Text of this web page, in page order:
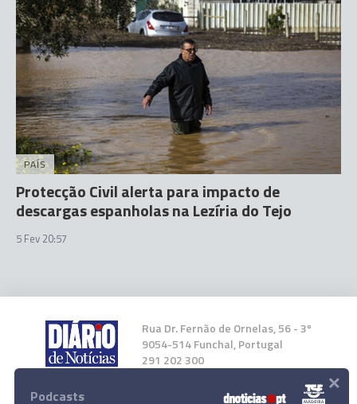
PAÍS
Protecção Civil alerta para impacto de
descargas espanholas na Lezíria do Tejo
5 Fev 20:57
Rua Dr. Fernão de Ornelas, 56 - 3º
9054-514 Funchal, Portugal
291 202 300
Instale a nossa App
Podcasts ×